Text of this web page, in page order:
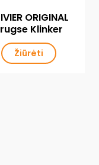
ORIGINAL
Klinker
Žiūrėti